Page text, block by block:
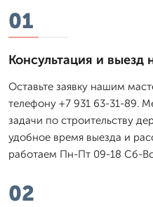
01
Консультация и выезд
Оставьте заявку нашим
телефону +7 931 63-31-89.
задачи по строительству
удобное время выезда и
работаем Пн-Пт 09-18 Сб-
02